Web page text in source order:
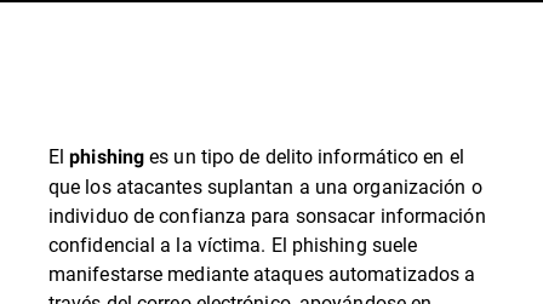
Elphishing es un tipo de delito informático en el
que los atacantes suplantan a una organización o
individuo de confianza para sonsacar información
confidencial a la víctima. El phishing suele
manifestarse mediante ataques automatizados a